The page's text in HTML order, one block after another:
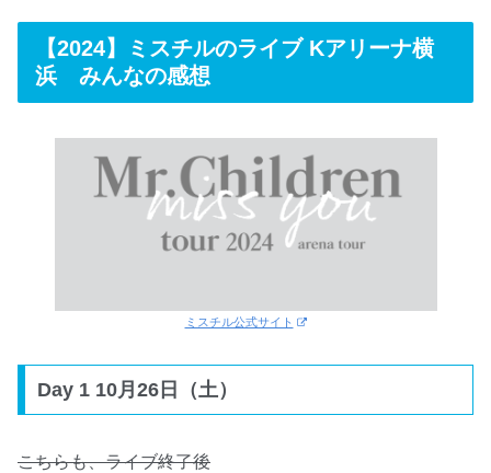
【2024】ミスチルのライブ Kアリーナ横
浜 みんなの感想
ミスチル公式サイト
Day 1 10月26日（土）
こちらも、ライブ終了後